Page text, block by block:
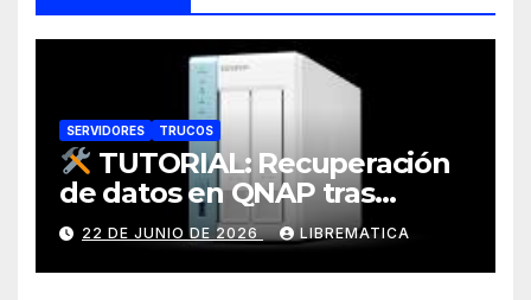
SERVIDORES TRUCOS
TUTORIAL: Recuperación
de datos en QNAP tras
corrupción de sistema
operativo (Error: Grupo de
almacenamiento no activo)
22 DE JUNIO DE 2026 LIBREMATICA